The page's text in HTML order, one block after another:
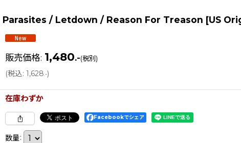
Parasites / Letdown / Reason For Treason [US
販売価格: 1,480.-(税別)
(税込: 1,628.-)
在庫わずか
Facebookでシェア
数量: